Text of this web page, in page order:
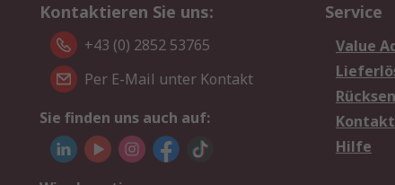
Kontaktieren Sie uns:
+43 (0) 2852 53765
Per E-Mail unter Kontakt
Sie finden uns auch auf:
Service
Value
Kontakt
Hilfe